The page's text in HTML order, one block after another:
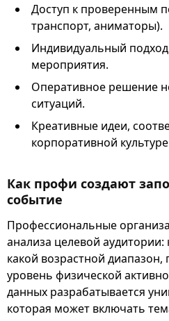
Доступ к проверенным
транспорт, аниматоры).
Индивидуальный
мероприятия.
Оперативное решение
ситуаций.
Креативные идеи,
корпоративной
Как профи создают
событие
Профессиональные
анализа целевой аудитории:
какой возрастной диапазон,
уровень физической
данных разрабатывается
которая может включать